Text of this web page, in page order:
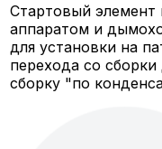
Стартовый
аппаратом и
для установки на
перехода со
сборку "по